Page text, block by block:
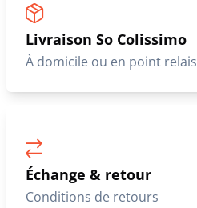
Livraison So Colissimo
À domicile ou en point relais
Échange & retour
Conditions de retours